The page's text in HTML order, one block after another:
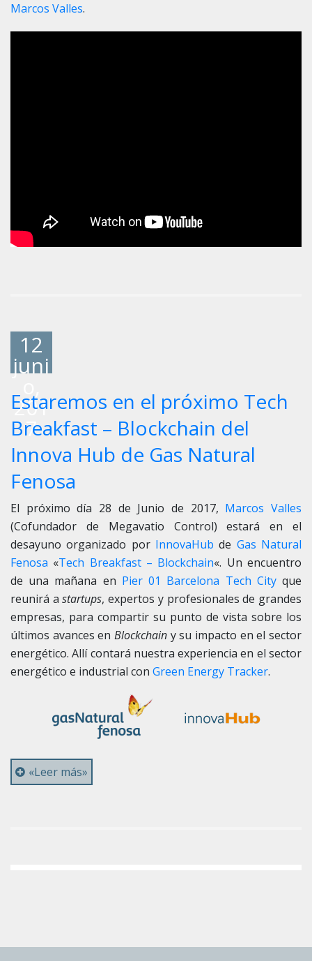
Marcos Valles.
12
juni
201
7
Estaremos en el próximo Tech
Breakfast – Blockchain del
Innova Hub de Gas Natural
Fenosa
El próximo día 28 de Junio de 2017, Marcos Valles
(Cofundador de Megavatio Control) estará en el
desayuno organizado por InnovaHub de Gas Natural
Fenosa «Tech Breakfast – Blockchain«. Un encuentro
de una mañana en Pier 01 Barcelona Tech Cityque
reunirá a startups, expertos y profesionales de grandes
empresas, para compartir su punto de vista sobre los
últimos avances en Blockchain y su impacto en el sector
energético. Allí contará nuestra experiencia en el sector
energético e industrial con Green Energy Tracker.
«Leer más»